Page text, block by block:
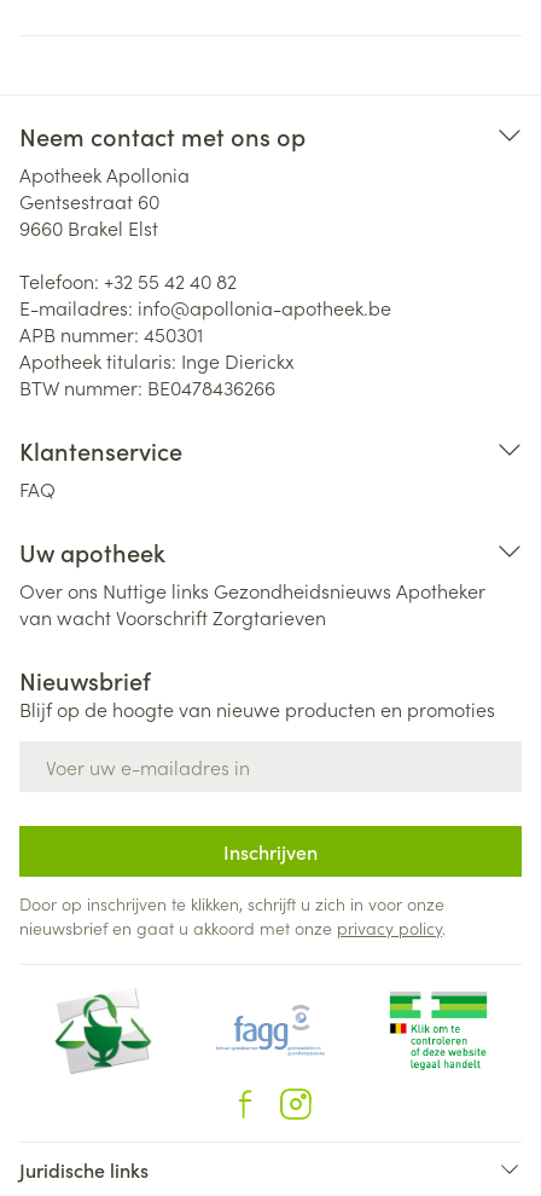
Neem contact met ons op
Apotheek Apollonia
Gentsestraat 60
9660 Brakel Elst
Telefoon: +32 55 42 40 82
E-mailadres: info@apollonia-apotheek.be
APB nummer: 450301
Apotheek titularis: Inge Dierickx
BTW nummer: BE0478436266
Klantenservice
FAQ
Uw apotheek
Over ons Nuttige links Gezondheidsnieuws Apotheker
van wachtVoorschriftZorgtarieven
Nieuwsbrief
Blijf op de hoogte van nieuwe producten en promoties
Inschrijven
Door op inschrijven te klikken, schrijft u zich in voor onze
nieuwsbrief en gaat u akkoord met onze privacy policy.
Juridische links